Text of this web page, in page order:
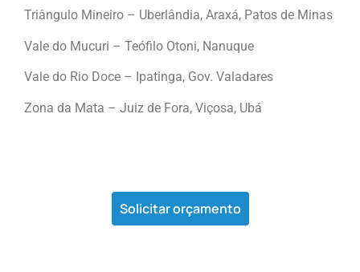
Triângulo Mineiro – Uberlândia, Araxá, Patos de Minas
Vale do Mucuri – Teófilo Otoni, Nanuque
Vale do Rio Doce – Ipatinga, Gov. Valadares
Zona da Mata – Juiz de Fora, Viçosa, Ubá
Solicitar orçamento